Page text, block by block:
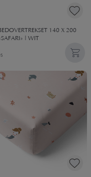
140 X 200
| WIT